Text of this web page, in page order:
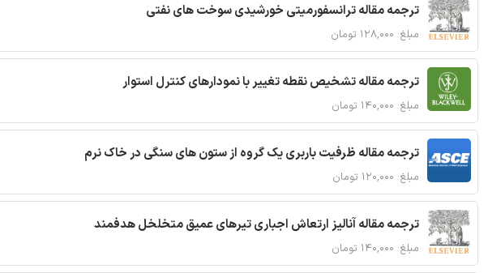
ترجمه مقاله ترانسفورمیتی خورشیدی سوخت های نفتی
مبلغ: ۱۲۸,۰۰۰ تومان
ترجمه مقاله تشخیص نقطه تغییر با نمودارهای کنترل استوار
مبلغ: ۱۴۰,۰۰۰ تومان
ترجمه مقاله ظرفیت باربری یک گروه از ستون های سنگی در خاک نرم
مبلغ: ۱۲۰,۰۰۰ تومان
ترجمه مقاله آنالیز ارتعاش اجباری تیرهای عمیق متخلخل هدفمند
مبلغ: ۱۴۰,۰۰۰ تومان